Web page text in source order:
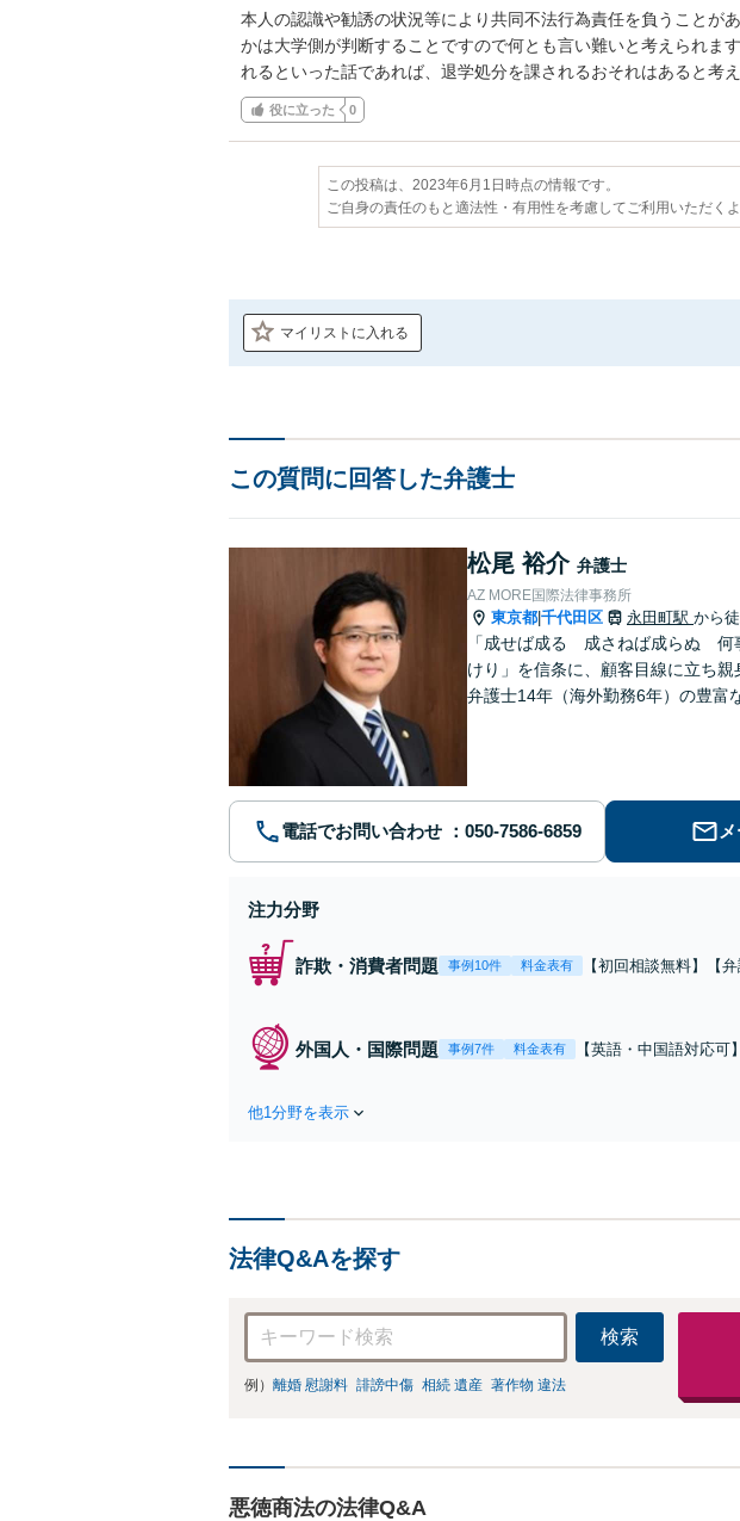
本人の認識や勧誘の状況等により共同不法行為責任を負うことが
かは大学側が判断することですので何とも言い難いと考えられま
れるといった話であれば、退学処分を課されるおそれはあると考え
役に立った 0
この投稿は、2023年6月1日時点の情報です。
ご自身の責任のもと適法性・有用性を考慮してご利用いただく
マイリストに入れる
この質問に回答した弁護士
松尾 裕介 弁護士
AZ MORE国際法律事務所
東京都 千代田区 永田町駅 から
「成せば成る 成さねば成らぬ 何
けり」を信条に、顧客目線に立ち親
弁護士14年（海外勤務6年）の豊富
電話でお問い合わせ
注力分野
詐欺・消費者問題 事例10件 料金表有
【初回相談無料】【
外国人・国際問題 事例7件 料金表有
【英語・中国語対応可
他1分野を表示
法律Q&Aを探す
検索
例） 離婚 慰謝料 誹謗中傷 相続 遺産 著作物 違法
悪徳商法の法律Q&A